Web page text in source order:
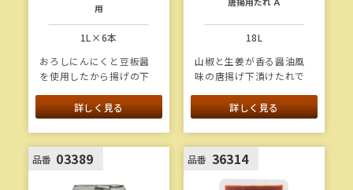
用
1L×6本
おろしにんにくと豆板醤
を使用したから揚げの下
から揚げに仕上がりま
す。
詳しく見る
18L
山椒と生姜が香る醤油風
味の唐揚げ下漬けたれで
詳しく見る
品番 03389 品番 36314